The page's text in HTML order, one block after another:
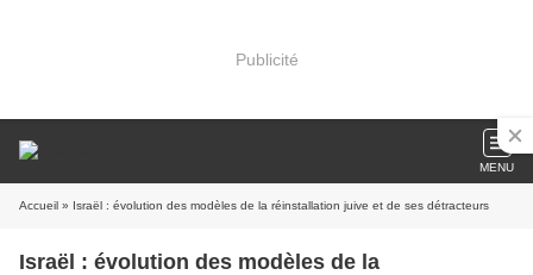
Publicité
MENU
Accueil » Israël : évolution des modèles de la réinstallation juive et de ses détracteurs
Israël : évolution des modèles de la